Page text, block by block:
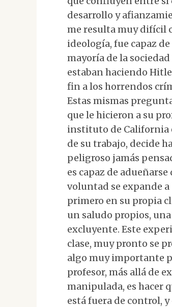
desarrollo y
me resulta muy difícil
ideología, fue capaz
mayoría de la
estaban haciendo
fin a los horrendos
Estas mismas
que le hicieron a su
instituto de California
de su trabajo, decide
peligroso jamás
es capaz de
voluntad se expande a
primero en su propia
un saludo propios,
excluyente. Este
clase, muy pronto se
algo muy importante
profesor, más allá de
manipulada, es hacer
está fuera de control,